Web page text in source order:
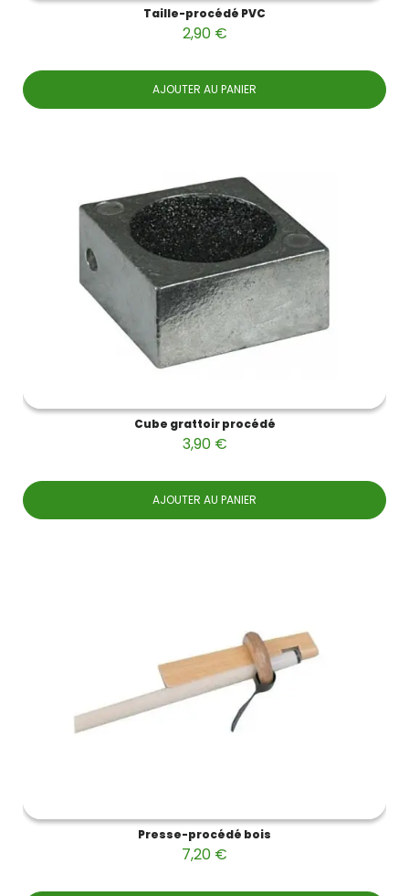
Taille-procédé PVC
2,90 €
AJOUTER AU PANIER
Cube grattoir procédé
3,90 €
AJOUTER AU PANIER
Presse-procédé bois
7,20 €